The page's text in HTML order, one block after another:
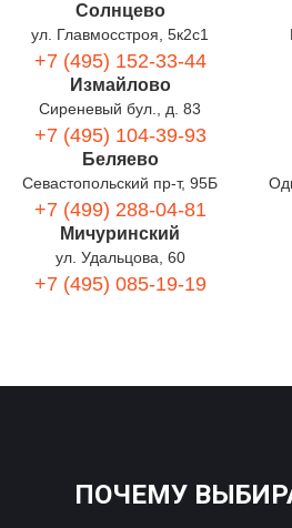
Солнцево
ул. Главмосстроя, 5к2с1
+7 (495) 152-33-44
Измайлово
Сиреневый бул., д. 83
+7 (495) 104-39-93
Беляево
Севастопольский пр-т, 95Б
+7 (499) 288-04-81
Мичуринский
ул. Удальцова, 60
+7 (495) 085-19-19
ПОЧЕМУ